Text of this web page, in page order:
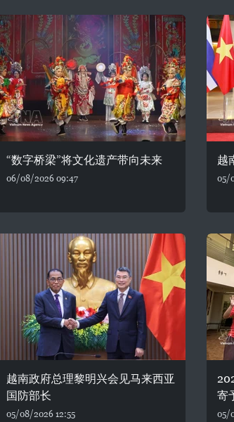
“数字桥梁”将文化遗产带向未来
06/08/2026 09:47
越
05/
越南政府总理黎明兴会见马来西亚
国防部长
05/08/2026 12:55
寄
05/